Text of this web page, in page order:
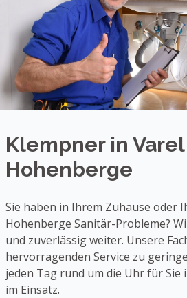
Klempner in Varel
Hohenberge
Sie haben in Ihrem Zuhause oder
Hohenberge Sanitär-Probleme?
und zuverlässig weiter. Unsere
hervorragenden Service zu
jeden Tag rund um die Uhr für Sie
im Einsatz.